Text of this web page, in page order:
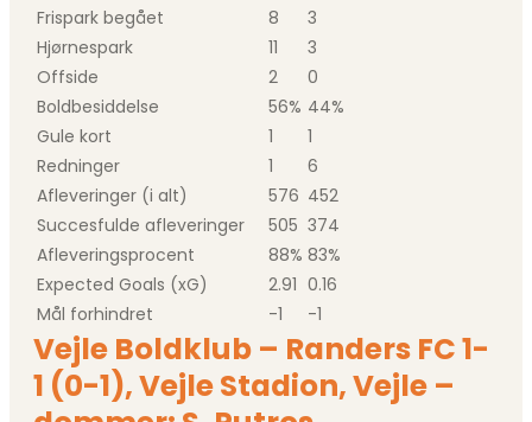
Frispark begået
8
3
Hjørnespark
11
3
Offside
2
0
Boldbesiddelse
56% 44%
Gule kort
1
1
Redninger
1
6
Afleveringer (i alt)
576 452
Succesfulde afleveringer
505 374
Afleveringsprocent
88% 83%
Expected Goals (xG)
2.91 0.16
Mål forhindret
-1 -1
Vejle Boldklub – Randers FC 1-
1 (0-1), Vejle Stadion, Vejle –